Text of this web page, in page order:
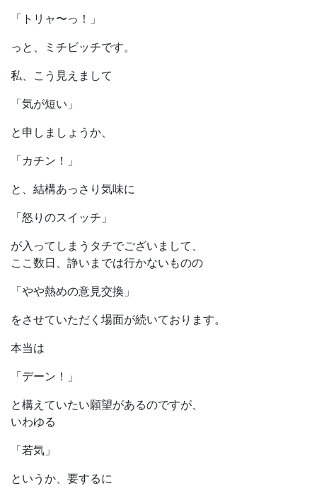
「トリャ〜っ！」
っと、ミチビッチです。
私、こう見えまして
「気が短い」
と申しましょうか、
「カチン！」
と、結構あっさり気味に
「怒りのスイッチ」
が入ってしまうタチでございまして、
ここ数日、諍いまでは行かないものの
「やや熱めの意見交換」
をさせていただく場面が続いております。
本当は
「デーン！」
と構えていたい願望があるのですが、
いわゆる
「若気」
というか、要するに